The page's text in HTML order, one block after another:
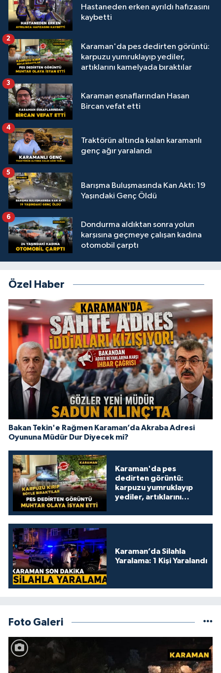
Hastaneden erken ayrıldı hafızasını
kaybetti
Karaman'da pes dedirten görüntü:
karpuzu yumruklayıp yediler,
artıklarını kamelyada bıraktılar
2
Karaman esnaflarından Hasan
Bircan vefat etti
3
Traktörün altında kalan karamanlı
genç ağır yaralandı
4
Barışma Buluşmasında Kan Aktı: 19
Yaşındaki Genç Öldü
5
Dondurma aldıktan sonra yolun
karşısına geçmeye çalışan kadına
otomobil çarptı
6
Özel Haber
Bakan Tekin'e Rağmen Karaman’da Akraba Adresi
Oyununa Müdür Dur Diyecek mi?
Karaman'da pes
dedirten görüntü:
karpuzu yumruklayıp
yediler, artıklarını
Karaman’da Silahla
Yaralama: 1 Kişi Yaralandı
Foto Galeri